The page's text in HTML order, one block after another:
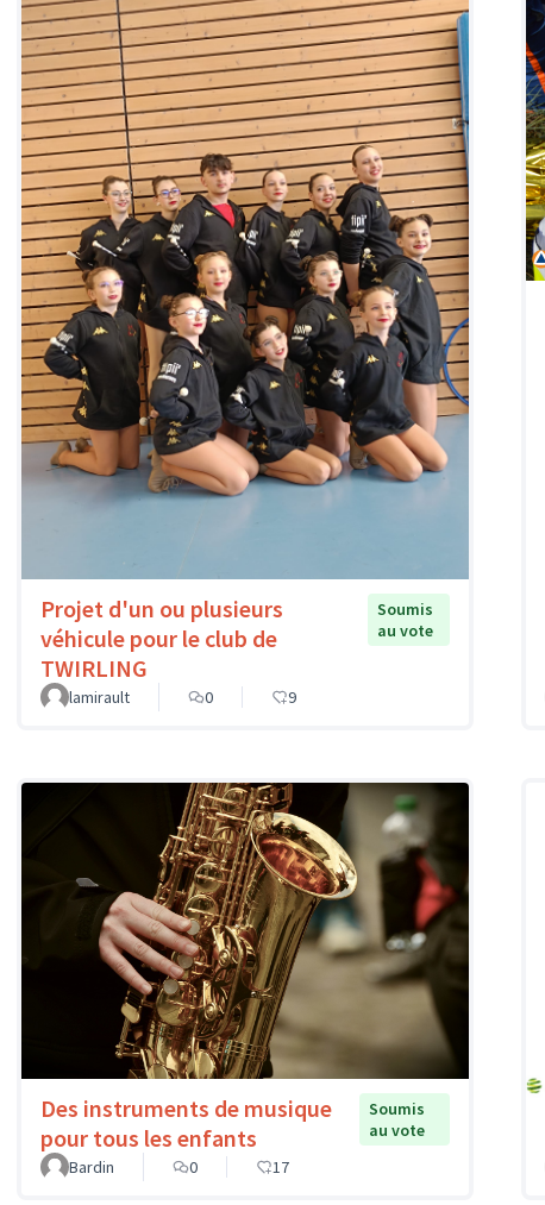
Projet d'un ou plusieurs
véhicule pour le club de
TWIRLING
Soumis
au vote
lamirault 0 9
Des instruments de musique
pour tous les enfants
Soumis
au vote
Bardin
0 17